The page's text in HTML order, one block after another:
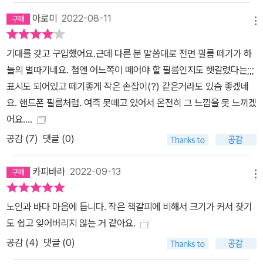
아로미 2022-08-11
기대를 갖고 구입했어요.근데 다른 분 말씀대로 전면 필름 떼기가 하
늘의 별따기네요. 첨엔 어느쪽이 떼어야 할 필름인지도 헷갈렸다는;;;
표시도 되어있고 떼기좋게 작은 손잡이(?) 같은거라도 있슴 좋겠네
요. 핸드폰 필름처럼. 여즉 못떼고 있어서 온전히 그 느낌을 못 느끼겠
어요....
공감 (7) 댓글 (0)
카피바라 2022-09-13
노인과 바다 마음에 듭니다. 작은 책갈피에 비해서 크기가 커서 찾기
도 쉽고 잊어버리지 않는 거 같아요.
공감 (4) 댓글 (0)